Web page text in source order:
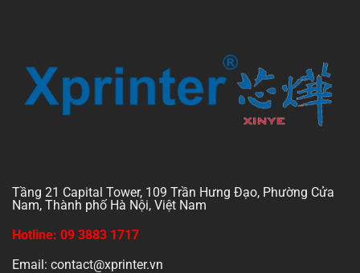
Tầng 21 Capital Tower, 109 Trần Hưng Đạo, Phường Cửa
Nam, Thành phố Hà Nội, Việt Nam
Hotline: 09 3883 1717
Email: contact@xprinter.vn